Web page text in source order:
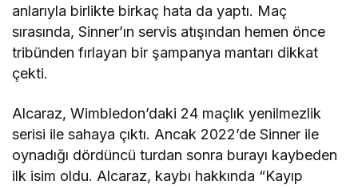
anlarıyla birlikte birkaç hata da yaptı. Maç
sırasında, Sinner’ın servis atışından hemen önce
tribünden fırlayan bir şampanya mantarı dikkat
çekti.
Alcaraz, Wimbledon’daki 24 maçlık yenilmezlik
serisi ile sahaya çıktı. Ancak 2022’de Sinner ile
oynadığı dördüncü turdan sonra burayı kaybeden
ilk isim oldu. Alcaraz, kaybı hakkında “Kayıp